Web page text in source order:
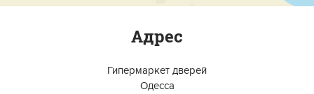
Адрес
Гипермаркет дверей
Одесса